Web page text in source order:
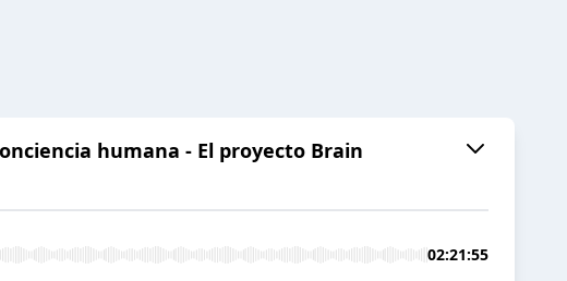
humana - El proyecto Brain
02:21:55